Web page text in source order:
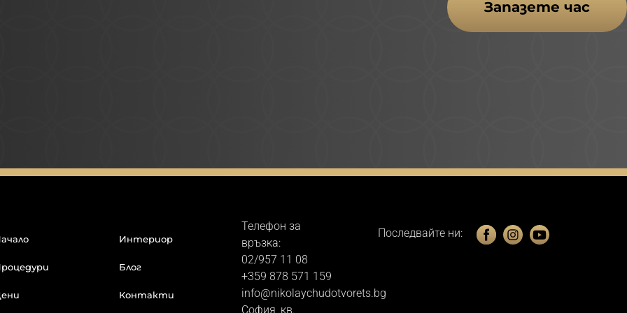
Запазете час
Интериор
Блог
Контакти
Телефон за
връзка:
02/957 11 08
+359 878 571 159
info@nikolaychudotvorets.bg
София, кв.
Последвайте ни: